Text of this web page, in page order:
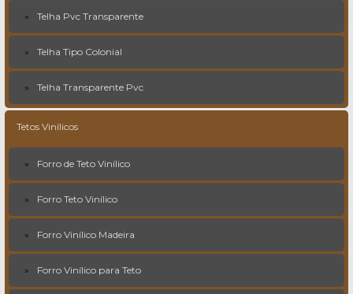
Telha Pvc Transparente
Telha Tipo Colonial
Telha Transparente Pvc
Tetos Vinílicos
Forro de Teto Vinílico
Forro Teto Vinílico
Forro Vinílico Madeira
Forro Vinílico para Teto